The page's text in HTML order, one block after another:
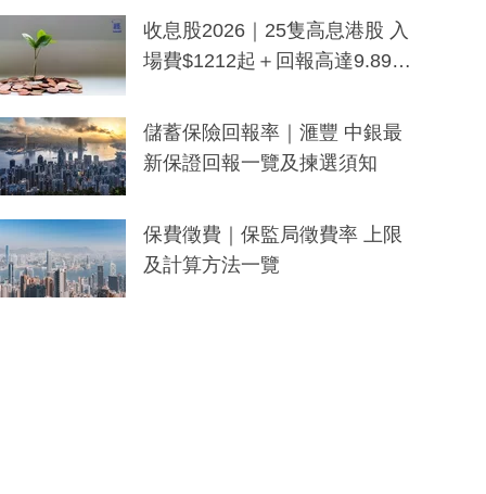
y及香港限定特調系列
收息股2026｜25隻高息港股 入
場費$1212起＋回報高達9.89
儲蓄保險回報率｜滙豐 中銀最
新保證回報一覽及揀選須知
保費徵費｜保監局徵費率 上限
及計算方法一覽